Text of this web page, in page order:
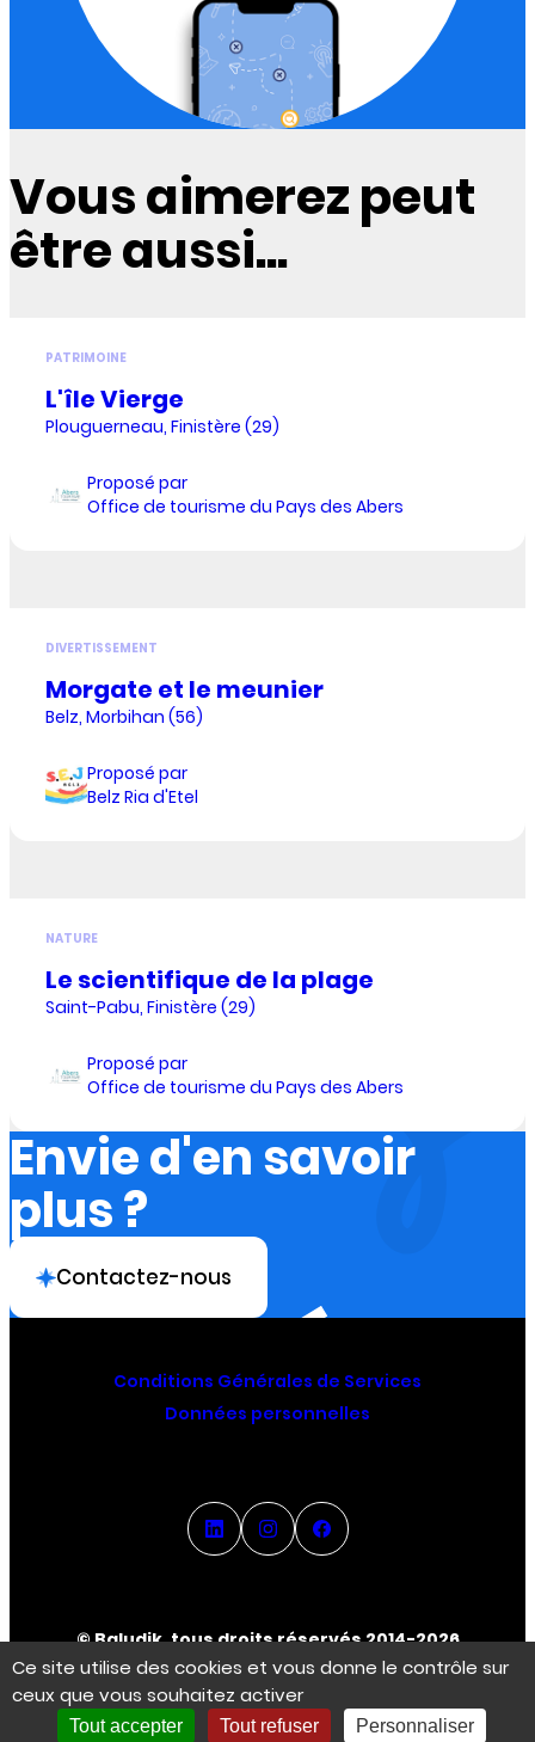
Vous aimerez peut
être aussi...
PATRIMOINE
L'île Vierge
Plouguerneau, Finistère (29)
Proposé par
Office de tourisme du Pays des Abers
DIVERTISSEMENT
Morgate et le meunier
Belz, Morbihan (56)
Proposé par
Belz Ria d'Etel
NATURE
Le scientifique de la plage
Saint-Pabu, Finistère (29)
Proposé par
Office de tourisme du Pays des Abers
Envie d'en savoir
plus ?
Contactez-nous
Conditions Générales de Services
Données personnelles
© Baludik, tous droits réservés 2014-2026
Espace Créateur
Ce site utilise des cookies et vous donne le contrôle sur
ceux que vous souhaitez activer
Tout accepter Tout refuser Personnaliser